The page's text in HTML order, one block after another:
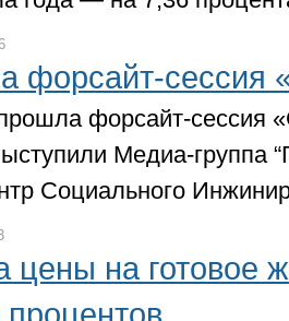
форсайт-сессия
форсайт-сессия
Медиа-группа
Социального
цены на готовое